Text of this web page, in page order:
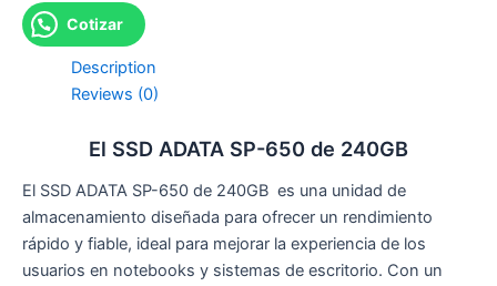
Cotizar
Description
Reviews (0)
El SSD ADATA SP-650 de 240GB
El SSD ADATA SP-650 de 240GB es una unidad de
almacenamiento diseñada para ofrecer un rendimiento
rápido y fiable, ideal para mejorar la experiencia de los
usuarios en notebooks y sistemas de escritorio. Con un